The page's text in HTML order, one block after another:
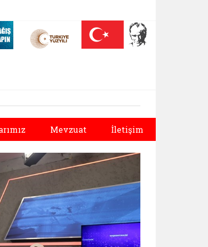
açılır)
(yeni sekmede açılır)
Darülaceze bağış sayfası (yeni sekmede açılır)
Mevzuat İletişim
Sonraki